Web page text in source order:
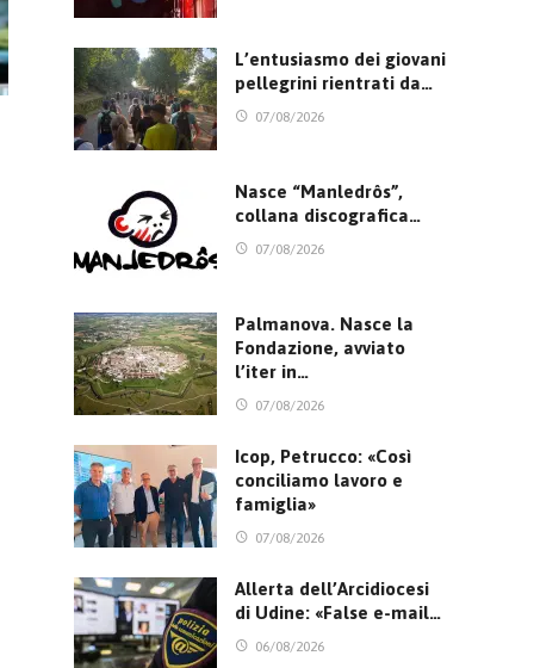
L’entusiasmo dei giovani
pellegrini rientrati da…
07/08/2026
Nasce “Manledrôs”,
collana discografica…
07/08/2026
Palmanova. Nasce la
Fondazione, avviato
l’iter in…
07/08/2026
Icop, Petrucco: «Così
conciliamo lavoro e
famiglia»
07/08/2026
Allerta dell’Arcidiocesi
di Udine: «False e-mail…
06/08/2026